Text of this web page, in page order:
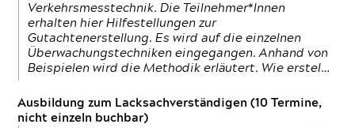
Verkehrsmesstechnik. Die Teilnehmer*Innen
erhalten hier Hilfestellungen zur
Gutachtenerstellung. Es wird auf die einzelnen
Überwachungstechniken eingegangen. Anhand von
Beispielen wird die Methodik erläutert. Wie erstel…
Ausbildung zum Lacksachverständigen (10 Termine,
nicht einzeln buchbar)